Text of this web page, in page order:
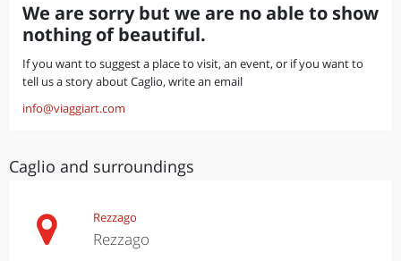
We are sorry but we are no able to show
nothing of beautiful.
If you want to suggest a place to visit, an event, or if you want to
tell us a story about Caglio, write an email
info@viaggiart.com
Caglio and surroundings
Rezzago
Rezzago